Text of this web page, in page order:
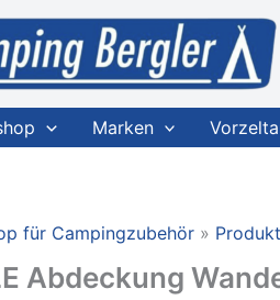
Marken
für Campingzubehör
Abdeckung